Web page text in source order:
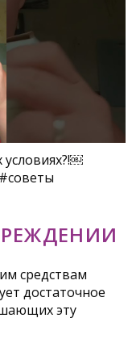
средствам
достаточное
эту